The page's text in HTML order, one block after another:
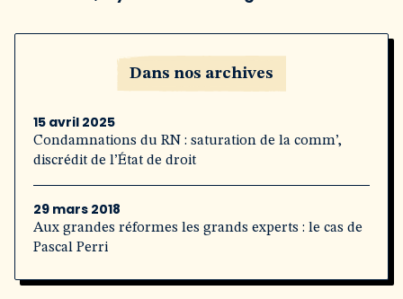
Dans nos archives
15 avril 2025
Condamnations du RN : saturation de la comm’,
discrédit de l’État de droit
29 mars 2018
Aux grandes réformes les grands experts : le cas de
Pascal Perri